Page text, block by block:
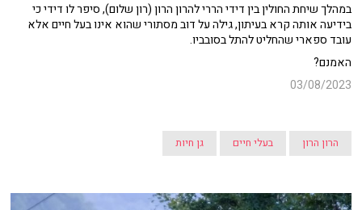
במהלך שיחת החולין בין דידי הררי להרון הרון (רון שלום), סיפר לו דידי כי
בידיעה אותה קרא בעיתון, גילה על דוב מסתורי שהוא אינו בעל חיים אלא
עובד ספארי שהחליט להתל בסובביו.
האמנם?
03/08/2023
הרון הרון בעלי חיים גן חיות